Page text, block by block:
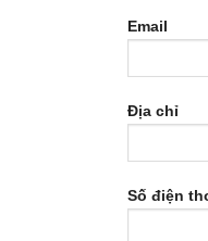
Email
Địa chỉ
Số điện